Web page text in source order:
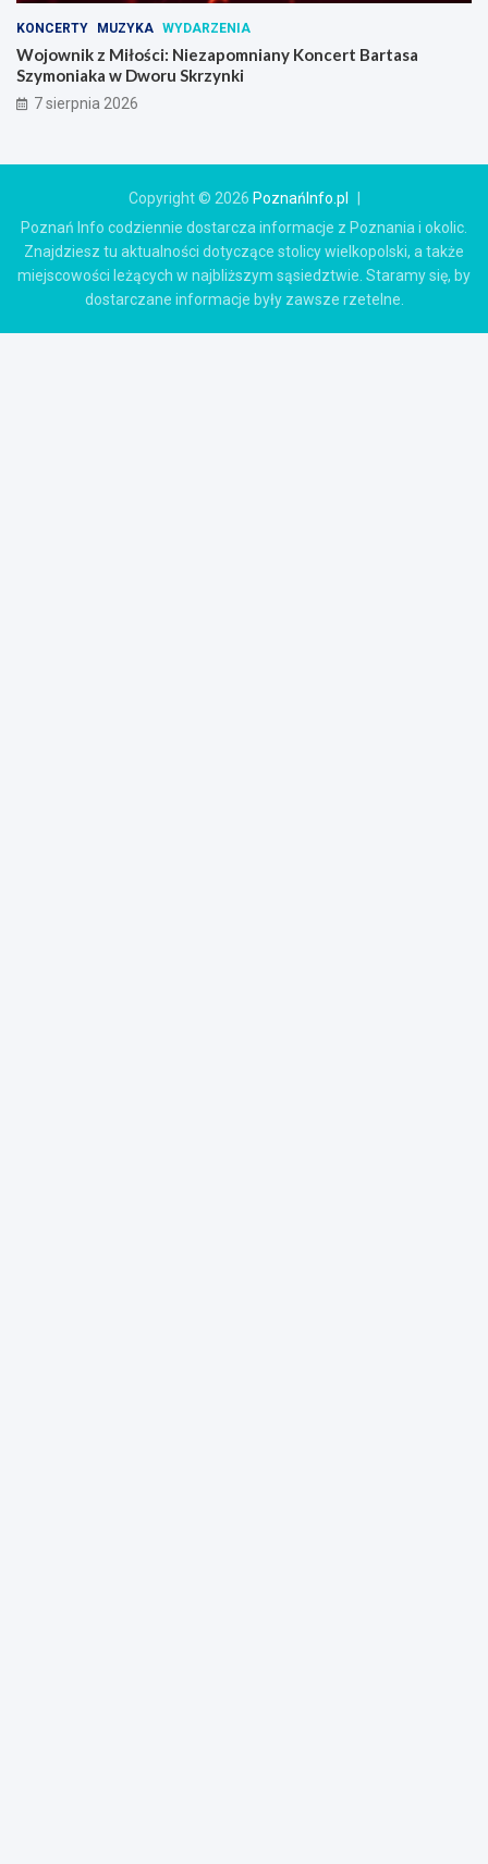
KONCERTY MUZYKA WYDARZENIA
Wojownik z Miłości: Niezapomniany Koncert Bartasa
Szymoniaka w Dworu Skrzynki
7 sierpnia 2026
Copyright © 2026 PoznańInfo.pl
Poznań Info codziennie dostarcza informacje z Poznania i okolic.
Znajdziesz tu aktualności dotyczące stolicy wielkopolski, a także
miejscowości leżących w najbliższym sąsiedztwie. Staramy się, by
dostarczane informacje były zawsze rzetelne.